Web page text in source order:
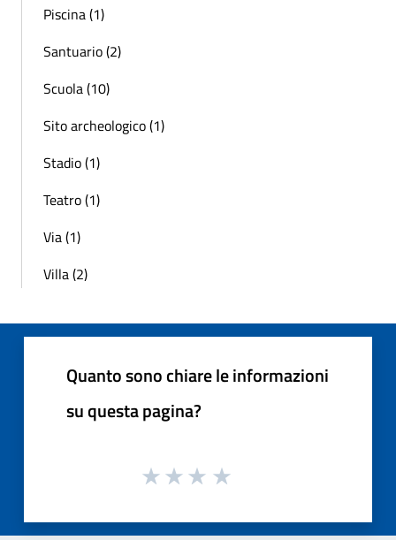
Piscina (1)
Santuario (2)
Scuola (10)
Sito archeologico (1)
Stadio (1)
Teatro (1)
Via (1)
Villa (2)
Quanto sono chiare le informazioni
su questa pagina?